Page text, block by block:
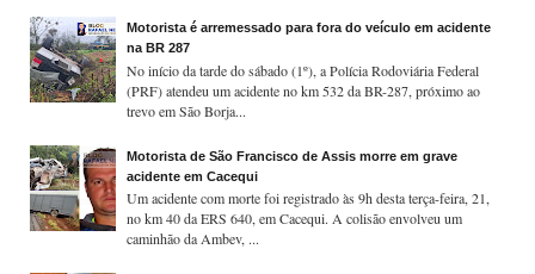
Motorista é arremessado para fora do veículo em acidente
na BR 287
No início da tarde do sábado (1º), a Polícia Rodoviária Federal
(PRF) atendeu um acidente no km 532 da BR-287, próximo ao
trevo em São Borja...
Motorista de São Francisco de Assis morre em grave
acidente em Cacequi
Um acidente com morte foi registrado às 9h desta terça-feira, 21,
no km 40 da ERS 640, em Cacequi. A colisão envolveu um
caminhão da Ambev, ...